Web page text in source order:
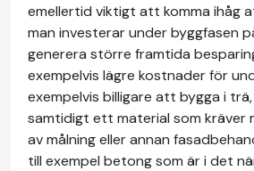
emellertid viktigt att komma ihåg
man investerar under byggfasen
generera större framtida
exempelvis lägre kostnader för
exempelvis billigare att bygga i
samtidigt ett material som kräver
av målning eller annan
till exempel betong som är i det